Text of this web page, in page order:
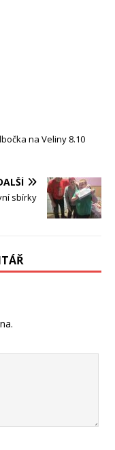
na Veliny 8.10
sbírky